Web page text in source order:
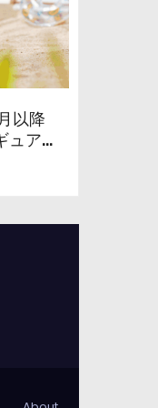
以降
ュアが